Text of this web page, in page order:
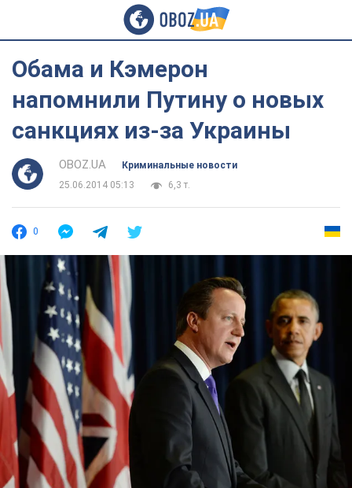
Обама и Кэмерон
напомнили Путину о новых
санкциях из-за Украины
OBOZ.UA
Криминальные новости
25.06.2014 05:13
6,3 т.
0